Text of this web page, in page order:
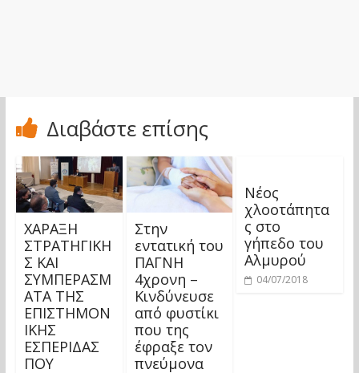
Διαβάστε επίσης
ΧΑΡΑΞΗ
ΣΤΡΑΤΗΓΙΚΗ
Σ ΚΑΙ
ΣΥΜΠΕΡΑΣΜ
ΑΤΑ ΤΗΣ
ΕΠΙΣΤΗΜΟΝ
ΙΚΗΣ
ΕΣΠΕΡΙΔΑΣ
ΠΟΥ
Στην
εντατική του
ΠΑΓΝΗ
4χρονη –
Κινδύνευσε
από φυστίκι
που της
έφραξε τον
πνεύμονα
Νέος
χλοοτάπητα
ς στο
γήπεδο του
Αλμυρού
04/07/2018